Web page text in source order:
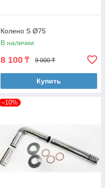
Колено S Ø75
В наличии
8 100 ₸ 9 000 ₸
Купить
–10%